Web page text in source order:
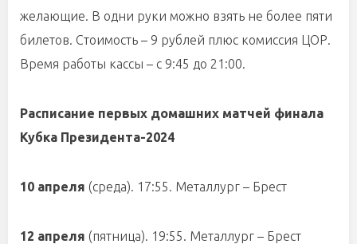
желающие. В одни руки можно взять не более пяти
билетов. Стоимость – 9 рублей плюс комиссия ЦОР.
Время работы кассы – с 9:45 до 21:00.
Расписание первых домашних матчей финала
Кубка Президента-2024
10 апреля (среда). 17:55. Металлург – Брест
12 апреля (пятница). 19:55. Металлург – Брест